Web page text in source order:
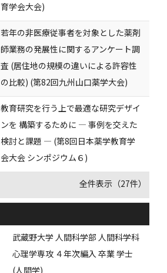
育学会大会)
若年の非医療従事者を対象とした薬剤
師業務の発展性に関するアンケート調
査 (居住地の規模の違いによる許容性
の比較) (第82回九州山口薬学大会)
教育研究を行う上で最適な研究デザイ
ンを 構築するために ― 事例を交えた
検討と課題 ― (第8回日本薬学教育学
会大会 シンポジウム６)
全件表示（27件）
武蔵野大学 人間科学部 人間科学科
心理学専攻 ４年次編入 卒業 学士
(人間学)